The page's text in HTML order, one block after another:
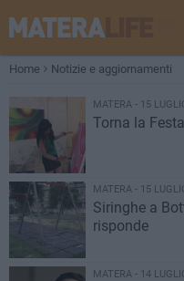
Home Notizie e aggiornamenti
MATERA - 15
Torna la
MATERA - 15
Siringhe a
risponde
MATERA - 14